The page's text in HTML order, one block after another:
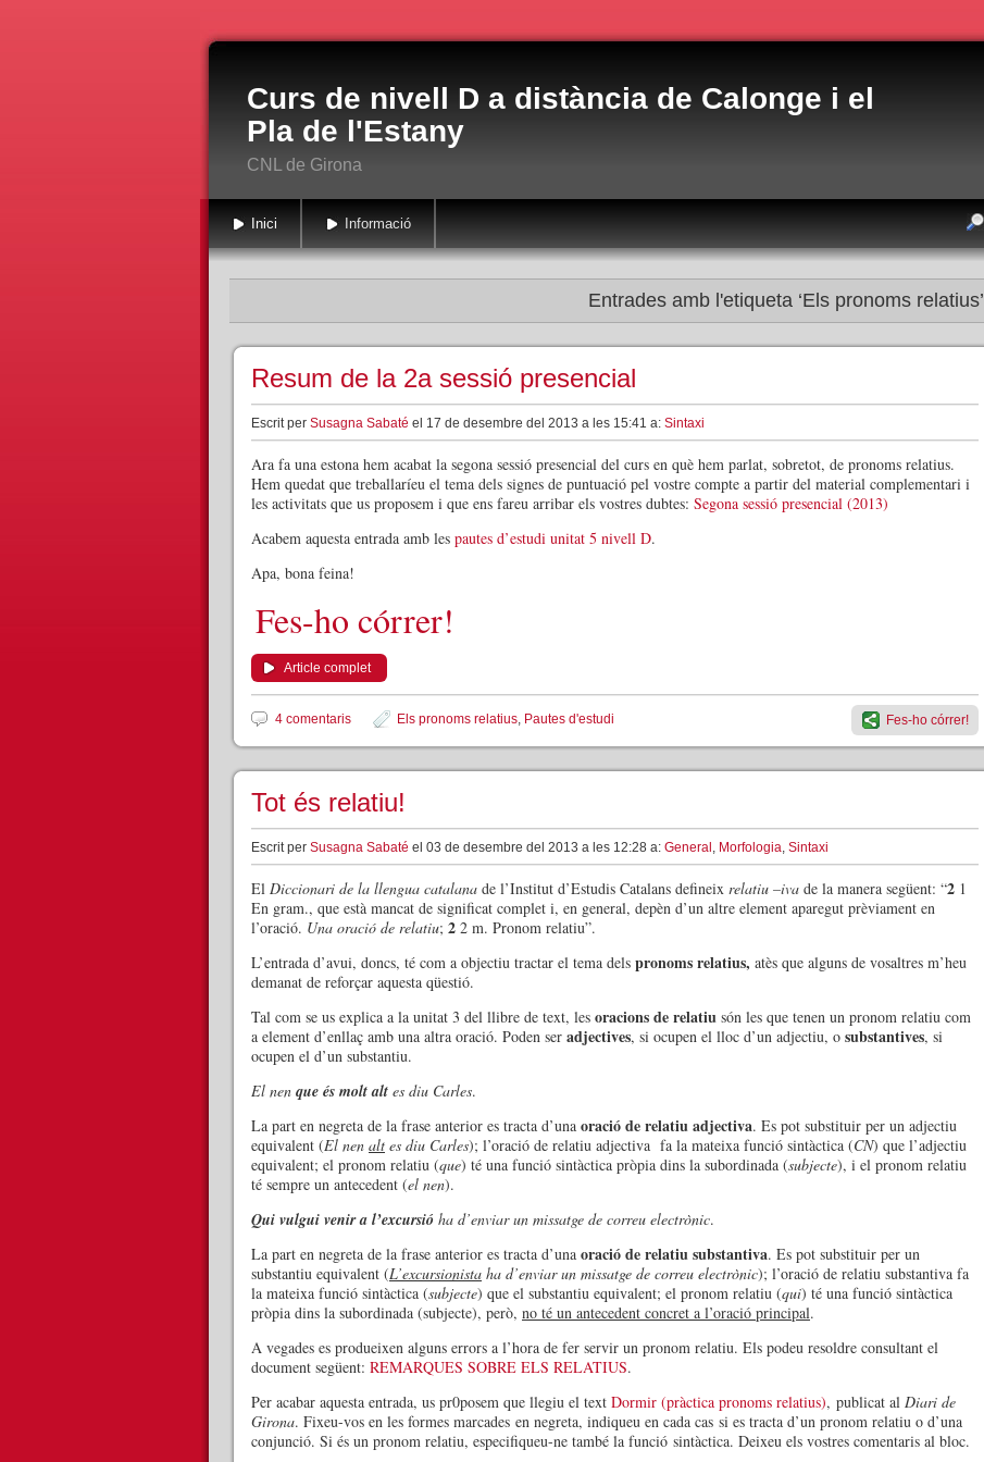
Curs de nivell D a distància de Calonge i el
Pla de l'Estany
CNL de Girona
Inici Informació
Entrades amb l'etiqueta ‘Els pronoms relatius’
Resum de la 2a sessió presencial
Escrit per Susagna Sabaté el 17 de desembre del 2013 a les 15:41 a: Sintaxi
Ara fa una estona hem acabat la segona sessió presencial del curs en què hem parlat, sobretot, de pronoms relatius.
Hem quedat que treballaríeu el tema dels signes de puntuació pel vostre compte a partir del material complementari i
les activitats que us proposem i que ens fareu arribar els vostres dubtes: Segona sessió presencial (2013)
Acabem aquesta entrada amb les pautes d’estudi unitat 5 nivell D.
Apa, bona feina!
Fes-ho córrer!
Article complet
4 comentaris Els pronoms relatius Pautes d'estudi Fes-ho córrer!
Tot és relatiu!
Escrit per Susagna Sabaté el 03 de desembre del 2013 a les 12:28 a: General Morfologia Sintaxi
El Diccionari de la llengua catalana de l’Institut d’Estudis Catalans defineix relatiu –iva de la manera següent: “2 1
En gram., que està mancat de significat complet i, en general, depèn d’un altre element aparegut prèviament en
l’oració. Una oració de relatiu; 2 2 m. Pronom relatiu”.
L’entrada d’avui, doncs, té com a objectiu tractar el tema dels pronoms relatius, atès que alguns de vosaltres m’heu
demanat de reforçar aquesta qüestió.
Tal com se us explica a la unitat 3 del llibre de text, les oracions de relatiu són les que tenen un pronom relatiu com
a element d’enllaç amb una altra oració. Poden ser adjectives, si ocupen el lloc d’un adjectiu, o substantives, si
ocupen el d’un substantiu.
El nen que és molt alt es diu Carles.
La part en negreta de la frase anterior es tracta d’una oració de relatiu adjectiva. Es pot substituir per un adjectiu
equivalent (El nen alt es diu Carles); l’oració de relatiu adjectiva fa la mateixa funció sintàctica (CN) que l’adjectiu
equivalent; el pronom relatiu (que) té una funció sintàctica pròpia dins la subordinada (subjecte), i el pronom relatiu
té sempre un antecedent (el nen).
Qui vulgui venir a l’excursió ha d’enviar un missatge de correu electrònic.
La part en negreta de la frase anterior es tracta d’una oració de relatiu substantiva. Es pot substituir per un
substantiu equivalent (L’excursionista ha d’enviar un missatge de correu electrònic); l’oració de relatiu substantiva fa
la mateixa funció sintàctica (subjecte) que el substantiu equivalent; el pronom relatiu (qui) té una funció sintàctica
pròpia dins la subordinada (subjecte), però, no té un antecedent concret a l’oració principal.
A vegades es produeixen alguns errors a l’hora de fer servir un pronom relatiu. Els podeu resoldre consultant el
document següent: REMARQUES SOBRE ELS RELATIUS.
Per acabar aquesta entrada, us pr0posem que llegiu el text Dormir (pràctica pronoms relatius), publicat al Diari de
Girona. Fixeu-vos en les formes marcades en negreta, indiqueu en cada cas si es tracta d’un pronom relatiu o d’una
conjunció. Si és un pronom relatiu, especifiqueu-ne també la funció sintàctica. Deixeu els vostres comentaris al bloc.